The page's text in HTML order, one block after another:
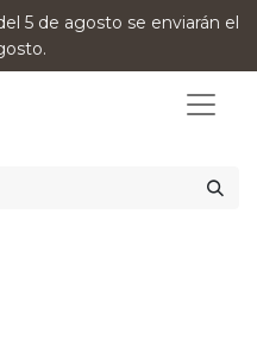
5 de agosto se enviarán el